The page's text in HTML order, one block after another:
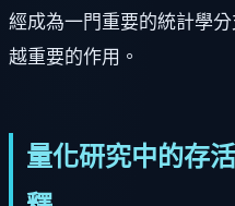
經成為一門重要的統計學
越重要的作用。
量化研究中的存